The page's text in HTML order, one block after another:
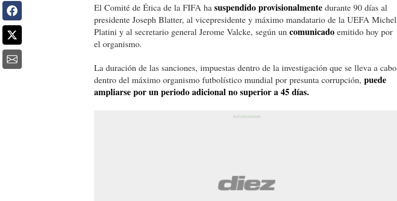
El Comité de Ética de la FIFA ha suspendido provisionalmente durante 90 días al
presidente Joseph Blatter, al vicepresidente y máximo mandatario de la UEFA Michel
Platini y al secretario general Jerome Valcke, según un comunicado emitido hoy por
el organismo.
La duración de las sanciones, impuestas dentro de la investigación que se lleva a cabo
dentro del máximo organismo futbolístico mundial por presunta corrupción, puede
ampliarse por un periodo adicional no superior a 45 días.